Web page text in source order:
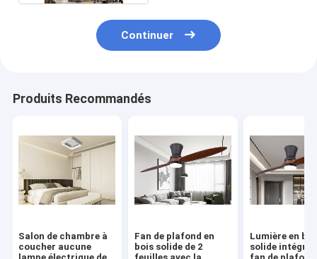
Continuer
Produits Recommandés
Salon de chambre à
coucher aucune
Fan de plafond en
bois solide de 2
Lumière en
solide